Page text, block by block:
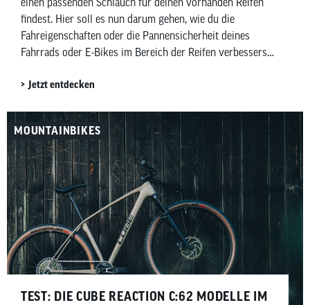
findest. Hier soll es nun darum gehen, wie du die
Fahreigenschaften oder die Pannensicherheit deines
Fahrrads oder E-Bikes im Bereich der Reifen verbesserst.
Jetzt entdecken
MOUNTAINBIKES
TEST: DIE CUBE REACTION C:62 MODELLE IM